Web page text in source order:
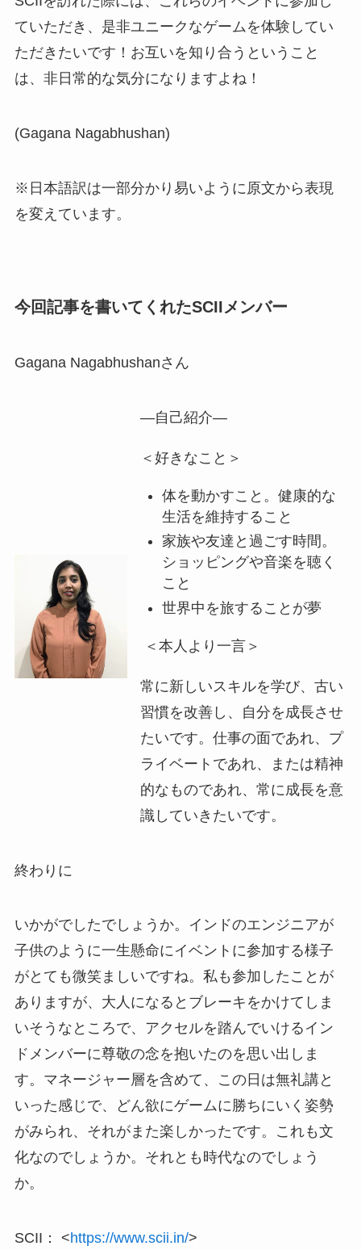
ていただき、是非ユニークなゲームを体験してい
ただきたいです！お互いを知り合うということ
は、非日常的な気分になりますよね！
(Gagana Nagabhushan)
※日本語訳は一部分かり易いように原文から表現
を変えています。
今回記事を書いてくれたSCIIメンバー
Gagana Nagabhushanさん
―自己紹介―
＜好きなこと＞
体を動かすこと。健康的な
生活を維持すること
家族や友達と過ごす時間。
ショッピングや音楽を聴く
こと
世界中を旅することが夢
＜本人より一言＞
常に新しいスキルを学び、古い
習慣を改善し、自分を成長させ
たいです。仕事の面であれ、プ
ライベートであれ、または精神
的なものであれ、常に成長を意
識していきたいです。
終わりに
いかがでしたでしょうか。インドのエンジニアが
子供のように一生懸命にイベントに参加する様子
がとても微笑ましいですね。私も参加したことが
ありますが、大人になるとブレーキをかけてしま
いそうなところで、アクセルを踏んでいけるイン
ドメンバーに尊敬の念を抱いたのを思い出しま
す。マネージャー層を含めて、この日は無礼講と
いった感じで、どん欲にゲームに勝ちにいく姿勢
がみられ、それがまた楽しかったです。これも文
化なのでしょうか。それとも時代なのでしょう
か。
SCII： <https://www.scii.in/>